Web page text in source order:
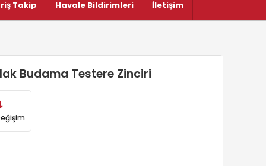
Takip Havale Bildirimleri İletişim
Budama Testere Zinciri